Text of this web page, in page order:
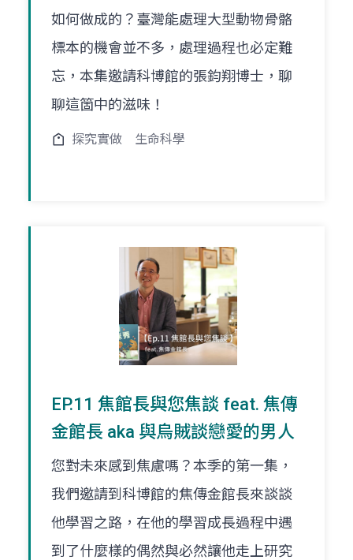
如何做成的？臺灣能處理大型動物骨骼
標本的機會並不多，處理過程也必定難
忘，本集邀請科博館的張鈞翔博士，聊
聊這箇中的滋味！
探究實做 生命科學
EP.11 焦館長與您焦談 feat. 焦傳
金館長 aka 與烏賊談戀愛的男人
您對未來感到焦慮嗎？本季的第一集，
我們邀請到科博館的焦傳金館長來談談
他學習之路，在他的學習成長過程中遇
到了什麼樣的偶然與必然讓他走上研究